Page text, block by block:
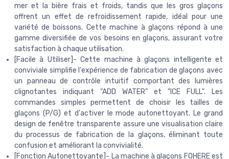
mer et la bière frais et froids, tandis que les gros glaçons
offrent un effet de refroidissement rapide, idéal pour une
variété de boissons. Cette machine à glaçons répond à une
gamme diversifiée de vos besoins en glaçons, assurant votre
satisfaction à chaque utilisation.
[Facile à Utiliser]- Cette machine à glaçons intelligente et
conviviale simplifie l'expérience de fabrication de glaçons avec
un panneau de contrôle intuitif comportant des lumières
clignotantes indiquant "ADD WATER" et "ICE FULL". Les
commandes simples permettent de choisir les tailles de
glaçons (P/G) et d'activer le mode autonettoyant. Le grand
design de fenêtre transparente assure une visualisation claire
du processus de fabrication de la glaçons, éliminant toute
confusion et améliorant la convivialité.
[Fonction Autonettoyante]- La machine à glaçons FOHERE est